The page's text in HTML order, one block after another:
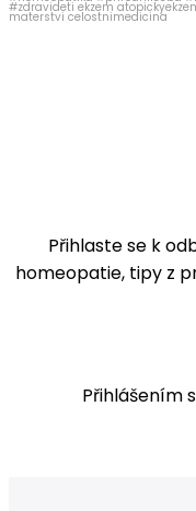
Přihlaste se k
homeopatie, tipy z
Přihlášením